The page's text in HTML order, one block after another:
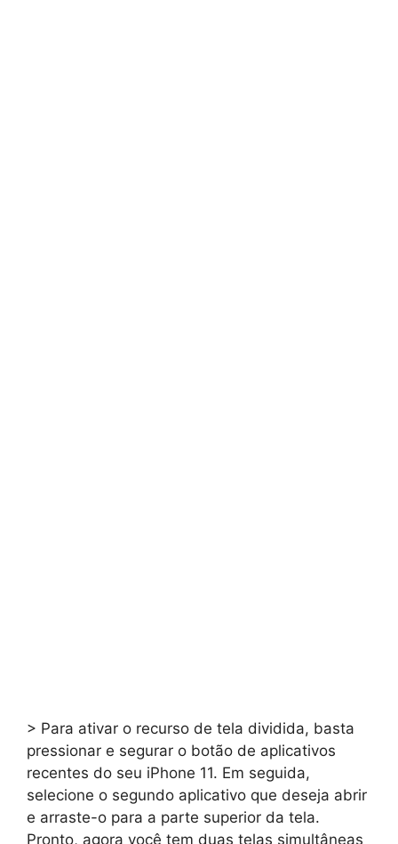
> Para ativar o recurso de tela dividida, basta
pressionar e segurar o botão de aplicativos
recentes do seu iPhone 11. Em seguida,
selecione o segundo aplicativo que deseja abrir
e arraste-o para a parte superior da tela.
Pronto, agora você tem duas telas simultâneas